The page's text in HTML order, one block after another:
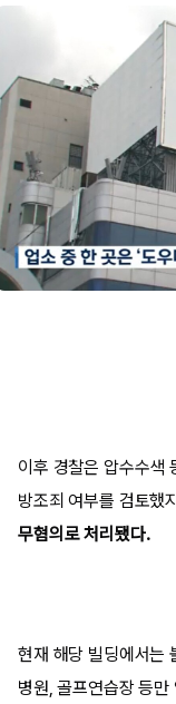
이후 경찰은 압수수색
방조죄 여부를 검토했
무혐의로 처리됐다.
현재 해당 빌딩에서는
병원, 골프연습장 등만